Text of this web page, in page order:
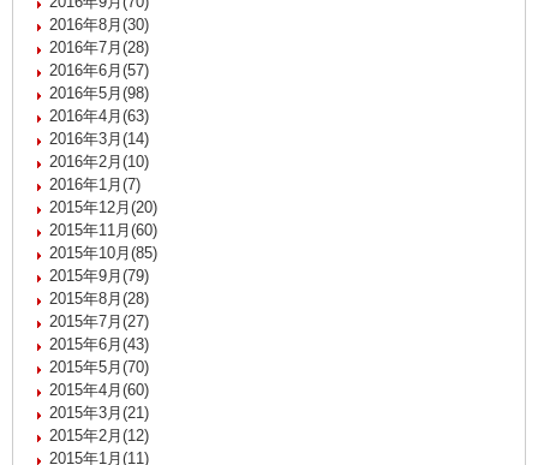
2016年8月(30)
2016年7月(28)
2016年6月(57)
2016年5月(98)
2016年4月(63)
2016年3月(14)
2016年2月(10)
2016年1月(7)
2015年12月(20)
2015年11月(60)
2015年10月(85)
2015年9月(79)
2015年8月(28)
2015年7月(27)
2015年6月(43)
2015年5月(70)
2015年4月(60)
2015年3月(21)
2015年2月(12)
2015年1月(11)